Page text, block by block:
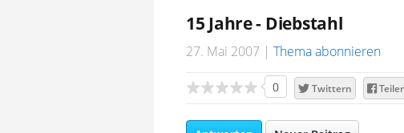
15 Jahre - Diebstahl
27. Mai 2007 Thema abonnieren
0 Twittern